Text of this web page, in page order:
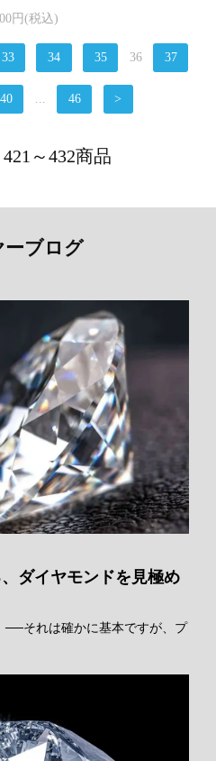
円(税込)
33 34 35 36 37
40 ... 46 >
～432商品
ブログ
ダイヤモンドを見極め
──それは確かに基本ですが、プ